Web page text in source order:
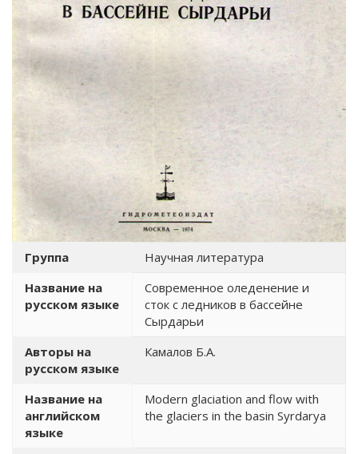
Группа
Научная литература
Название на
русском языке
Современное оледенение и
сток с ледников в бассейне
Сырдарьи
Авторы на
русском языке
Камалов Б.А.
Название на
английском
языке
Modern glaciation and flow with
the glaciers in the basin Syrdarya